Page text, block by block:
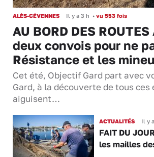
ALÈS-CÉVENNES Il y a 3 h • vu 553 fois
AU BORD DES
deux convois pour ne
Résistance et les
Cet été, Objectif Gard part avec
Gard, à la découverte de tous ces
aiguisent…
ACTUALITÉS Il y
FAIT DU
les mailles